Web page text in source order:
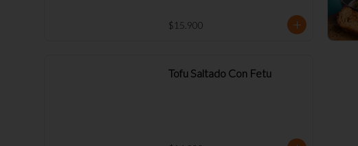
tostadas de masa madre.
$15.900
Tofu Saltado Con Fetu